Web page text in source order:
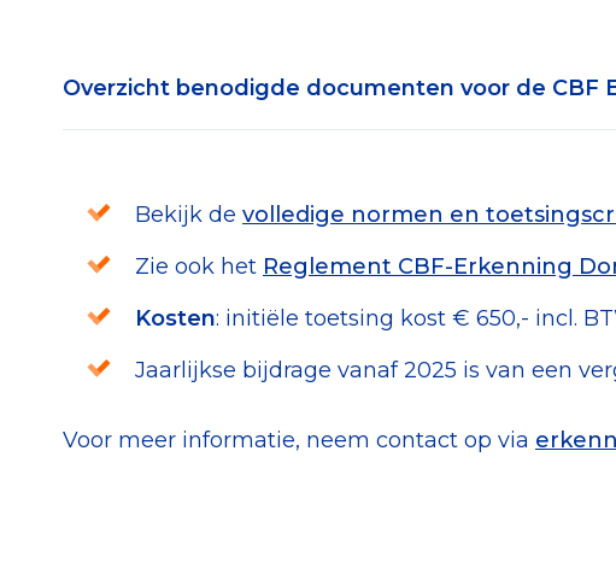
Overzicht benodigde documenten voor de CBF
Meest recente statuten, en indien aanwezig
Recent uittreksel vanuit de Kamer van
functieprofielen van bestuurders
jaren - inclusief jaarrekening, bestuursverslag en
kascommissie/verklaring accountant
Overeenkomst met Payment Service Provider
Bekijk de volledige normen en
Zie ook het Reglement CBF-Erkenning
Kosten: initiële toetsing kost € 650,- incl.
Jaarlijkse bijdrage vanaf 2025 is van een
Voor meer informatie, neem contact op via